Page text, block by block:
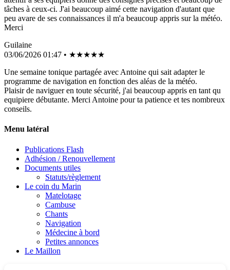
tâches à ceux-ci. J'ai beaucoup aimé cette navigation d'autant que
peu avare de ses connaissances il m'a beaucoup appris sur la météo.
Merci
Guilaine
03/06/2026 01:47 • ★★★★★
Une semaine tonique partagée avec Antoine qui sait adapter le
programme de navigation en fonction des aléas de la météo.
Plaisir de naviguer en toute sécurité, j'ai beaucoup appris en tant qu
equipiere débutante. Merci Antoine pour ta patience et tes nombreux
conseils.
Menu latéral
Publications Flash
Adhésion / Renouvellement
Documents utiles
Statuts/règlement
Le coin du Marin
Matelotage
Cambuse
Chants
Navigation
Médecine à bord
Petites annonces
Le Maillon